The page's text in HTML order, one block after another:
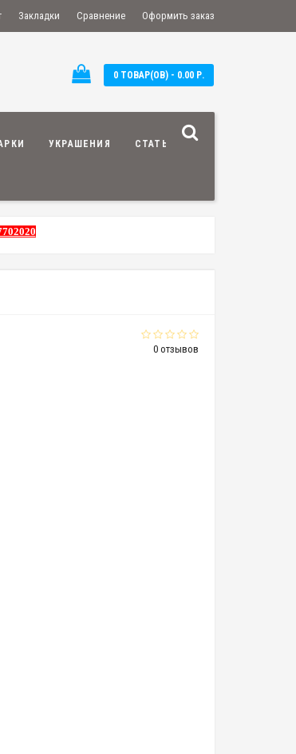
Закладки Сравнение Оформить заказ
0 ТОВАР(ОВ) - 0.00 Р.
УКРАШЕНИЯ СТАТЬИ
0 отзывов